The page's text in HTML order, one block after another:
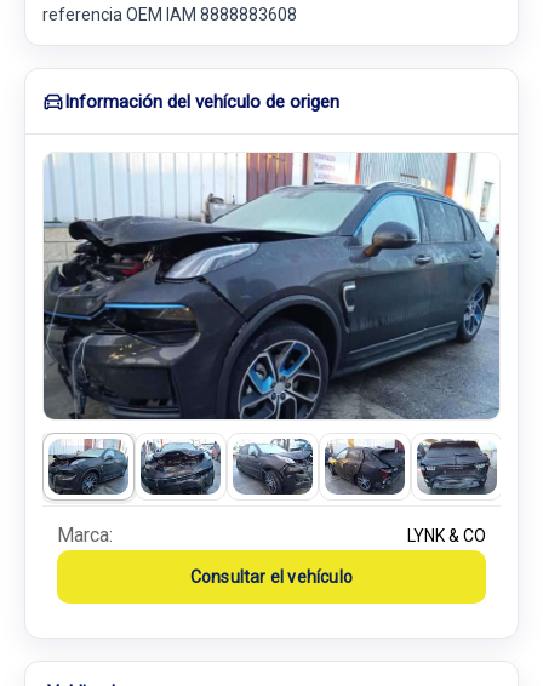
referencia OEM IAM 8888883608
Información del vehículo de origen
Marca: LYNK & CO
Consultar el vehículo